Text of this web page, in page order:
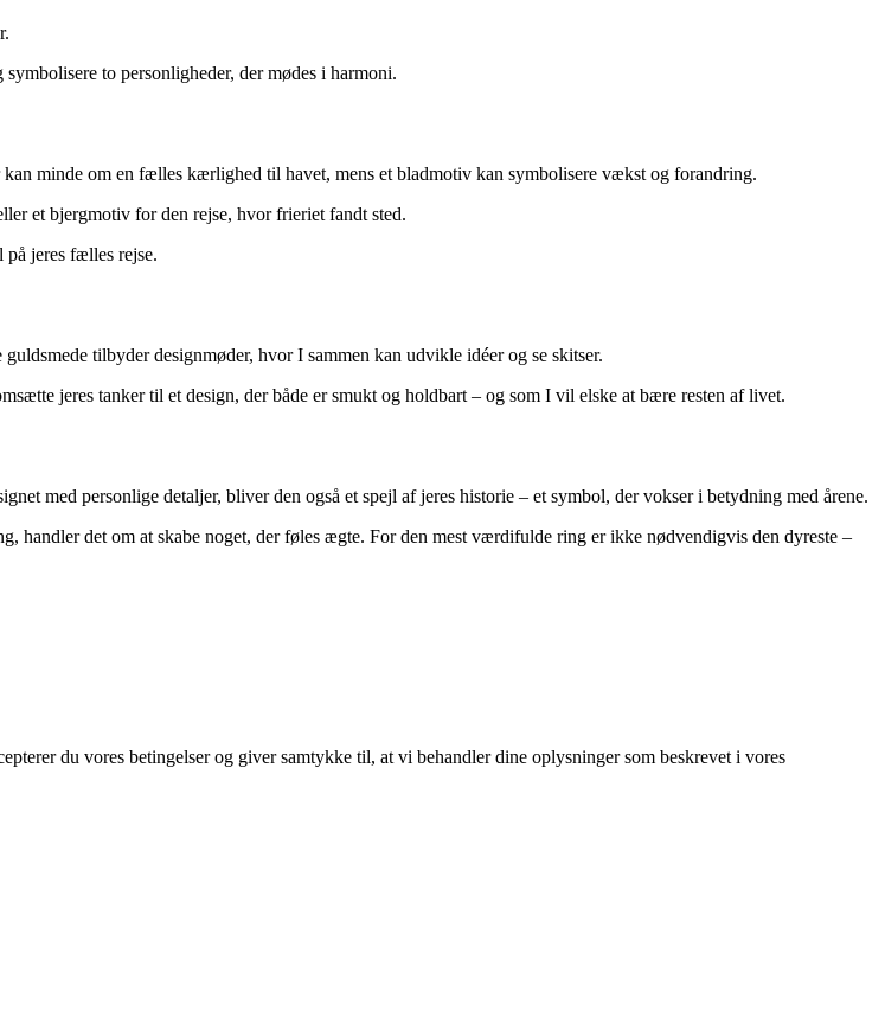
to personligheder, der mødes i harmoni.
minde om en fælles kærlighed til havet, mens et bladmotiv kan symbolisere vækst og forandring.
et bjergmotiv for den rejse, hvor frieriet fandt sted.
på jeres fælles rejse.
tilbyder designmøder, hvor I sammen kan udvikle idéer og se skitser.
jeres tanker til et design, der både er smukt og holdbart – og som I vil elske at bære resten af livet.
med personlige detaljer, bliver den også et spejl af jeres historie – et symbol, der vokser i betydning med årene.
handler det om at skabe noget, der føles ægte. For den mest værdifulde ring er ikke nødvendigvis den dyreste –
du vores betingelser og giver samtykke til, at vi behandler dine oplysninger som beskrevet i vores